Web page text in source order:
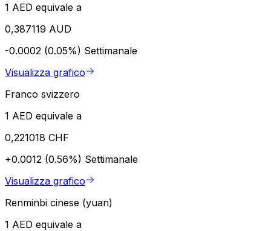
1 AED equivale a
0,387119 AUD
-0.0002 (0.05%) Settimanale
Visualizza grafico
Franco svizzero
1 AED equivale a
0,221018 CHF
+0.0012 (0.56%) Settimanale
Visualizza grafico
Renminbi cinese (yuan)
1 AED equivale a